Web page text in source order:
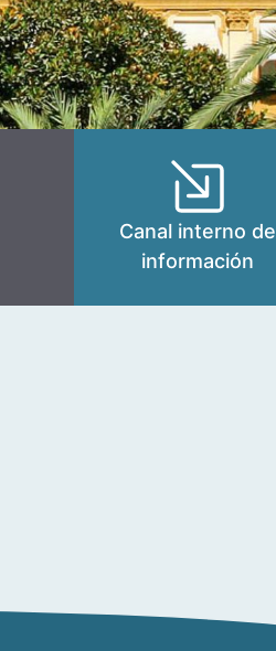
Canal interno de
información